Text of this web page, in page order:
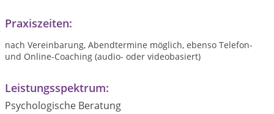
Praxiszeiten:
nach Vereinbarung, Abendtermine möglich, ebenso Telefon-
und Online-Coaching (audio- oder videobasiert)
Leistungsspektrum:
Psychologische Beratung